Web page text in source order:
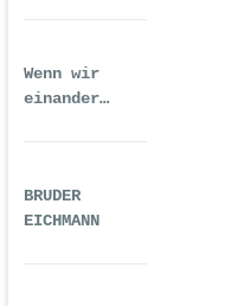
Wenn wir
einander
BRUDER
EICHMANN